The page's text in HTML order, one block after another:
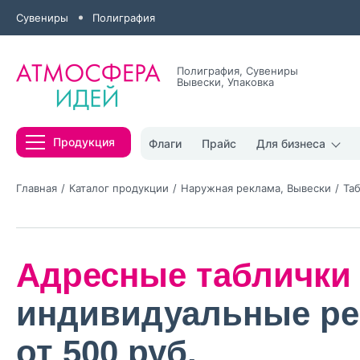
Сувениры Полиграфия
Полиграфия, Сувениры
Вывески, Упаковка
Продукция Флаги Прайс Для бизнеса
Главная Каталог продукции Наружная реклама, Вывески
Адресные
индивидуальные
от 500 руб.
Нажимая
политикой
Нажимая на